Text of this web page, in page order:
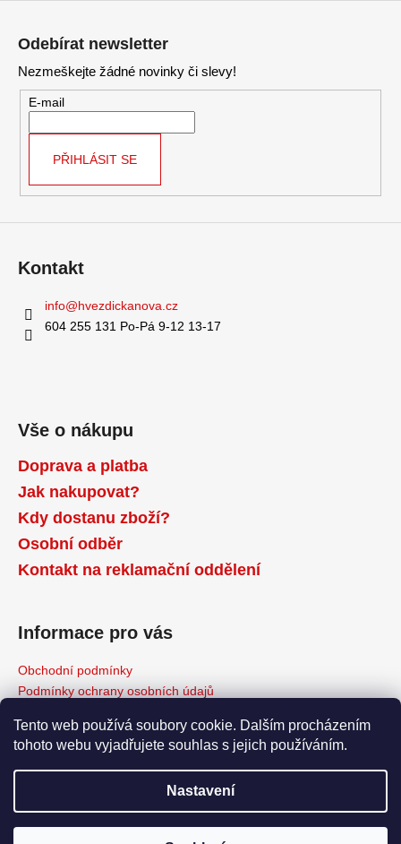
Tento web používá soubory cookie. Dalším procházením
tohoto webu vyjadřujete souhlas s jejich používáním.
Nastavení
Odebírat newsletter
Nezmeškejte žádné novinky či slevy!
E-mail
PŘIHLÁSIT SE
Kontakt
info@hvezdickanova.cz
604 255 131 Po-Pá 9-12 13-17
Vše o nákupu
Doprava a platba
Jak nakupovat?
Kdy dostanu zboží?
Osobní odběr
Kontakt na reklamační oddělení
Informace pro vás
Obchodní podmínky
Podmínky ochrany osobních údajů
Odstoupení od kupní smlouvy
Napište nám
Moje objednávka
Copyright 2026www.HvezdickaNOVA.cz. Všechna práva